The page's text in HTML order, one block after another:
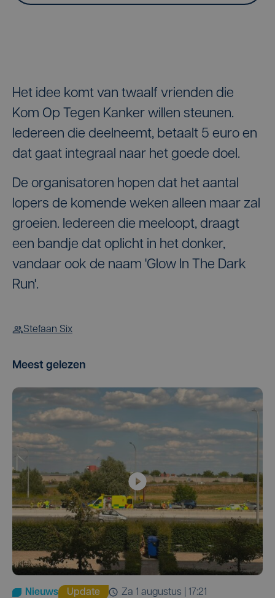
Het idee komt van twaalf vrienden die
Kom Op Tegen Kanker willen steunen.
Iedereen die deelneemt, betaalt 5 euro en
dat gaat integraal naar het goede doel.
De organisatoren hopen dat het aantal
lopers de komende weken alleen maar zal
groeien. Iedereen die meeloopt, draagt
een bandje dat oplicht in het donker,
vandaar ook de naam 'Glow In The Dark
Run'.
Stefaan Six
Meest gelezen
Nieuws Update
za 1 augustus | 17:21